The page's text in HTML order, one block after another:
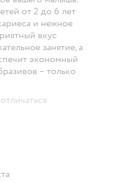
от 2 до 6 лет
и нежное
вкус
занятие, а
экономный
– только